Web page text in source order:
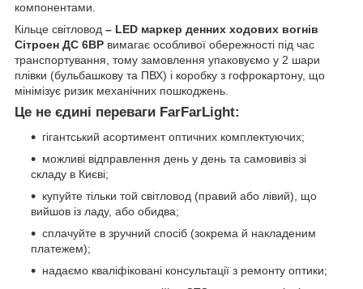
компонентами.
Кільце світловод – LED маркер денних ходових вогнів
Сітроен ДС 6ВР вимагає особливої обережності під час
транспортування, тому замовлення упаковуємо у 2 шари
плівки (бульбашкову та ПВХ) і коробку з гофрокартону, що
мінімізує ризик механічних пошкоджень.
Це не єдині переваги FarFarLight:
гігантський асортимент оптичних комплектуючих;
можливі відправлення день у день та самовивіз зі
складу в Києві;
купуйте тільки той світловод (правий або лівий), що
вийшов із ладу, або обидва;
сплачуйте в зручний спосіб (зокрема й накладеним
платежем);
надаємо кваліфіковані консультації з ремонту оптики;